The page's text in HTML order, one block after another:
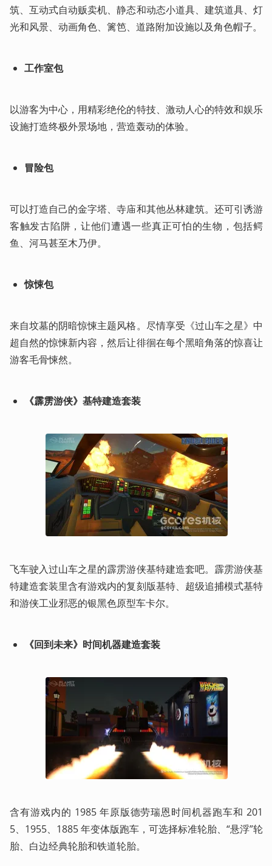
筑、互动式自动贩卖机、静态和动态小道具、建筑道具、灯
光和风景、动画角色、篱笆、道路附加设施以及角色帽子。
工作室包
以游客为中心，用精彩绝伦的特技、激动人心的特效和娱乐
设施打造终极外景场地，营造轰动的体验。
冒险包
可以打造自己的金字塔、寺庙和其他丛林建筑。还可引诱游
客触发古陷阱，让他们遭遇一些真正可怕的生物，包括鳄
鱼、河马甚至木乃伊。
惊悚包
来自坟墓的阴暗惊悚主题风格。尽情享受《过山车之星》中
超自然的惊悚新内容，然后让徘徊在每个黑暗角落的惊喜让
游客毛骨悚然。
《霹雳游侠》基特建造套装
飞车驶入过山车之星的霹雳游侠基特建造套吧。霹雳游侠基
特建造套装里含有游戏内的复刻版基特、超级追捕模式基特
和游侠工业邪恶的银黑色原型车卡尔。
《回到未来》时间机器建造套装
含有游戏内的 1985 年原版德劳瑞恩时间机器跑车和 201
5、1955、1885 年变体版跑车，可选择标准轮胎、“悬浮”轮
胎、白边经典轮胎和铁道轮胎。